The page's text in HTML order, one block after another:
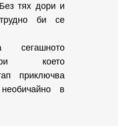
тях дори и
би се
сегашното
което
приключва
в